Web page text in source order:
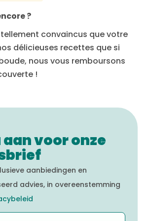
?
convaincus que votre
délicieuses recettes que si
nous vous remboursons
!
aan voor onze
aanbiedingen en
advies, in overeenstemming